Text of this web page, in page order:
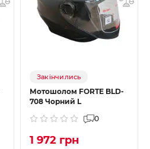
Закінчились
Мотошолом FORTE BLD-
708 Чорний L
0
1 972 грн